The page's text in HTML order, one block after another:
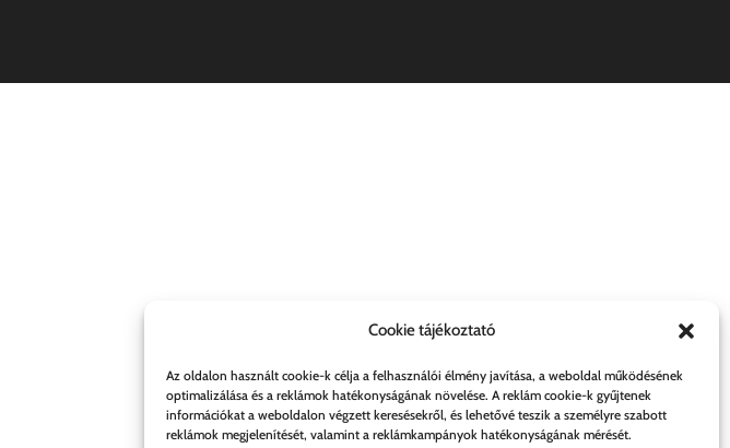
Cookie tájékoztató
Az oldalon használt cookie-k célja a felhasználói élmény javítása, a weboldal működésének
optimalizálása és a reklámok hatékonyságának növelése. A reklám cookie-k gyűjtenek
információkat a weboldalon végzett keresésekről, és lehetővé teszik a személyre szabott
reklámok megjelenítését, valamint a reklámkampányok hatékonyságának mérését.